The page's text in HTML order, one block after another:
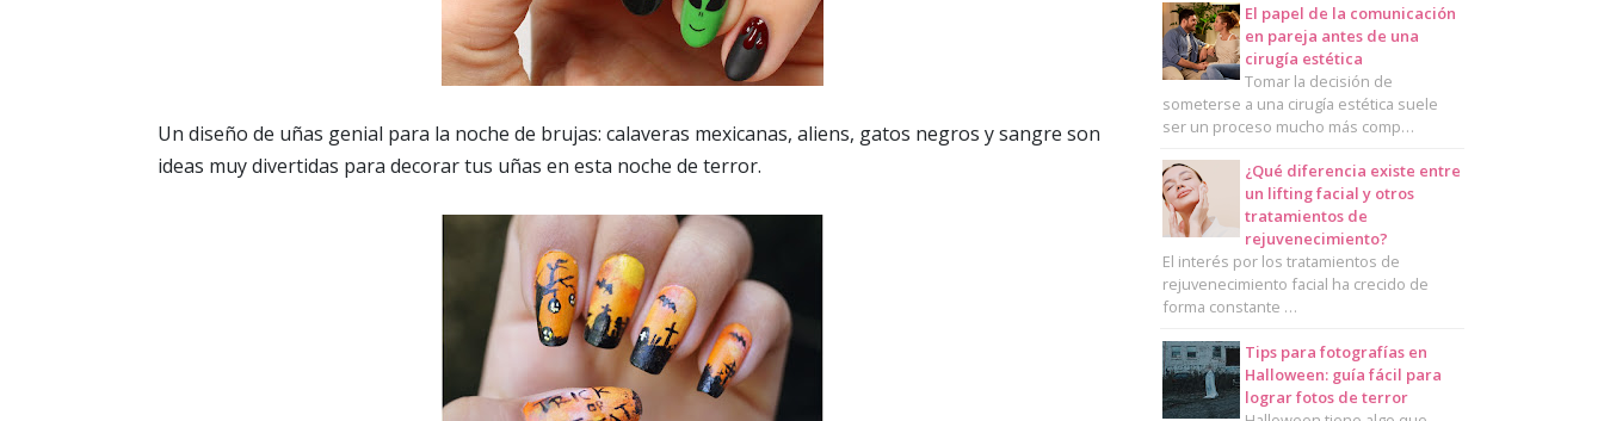
Un diseño de uñas genial para la noche de brujas: calaveras mexicanas, aliens, gatos negros y sangre son
ideas muy divertidas para decorar tus uñas en esta noche de terror.
El papel de la comunicación
en pareja antes de una
cirugía estética
Tomar la decisión de
someterse a una cirugía estética suele
ser un proceso mucho más comp…
¿Qué diferencia existe entre
un lifting facial y otros
tratamientos de
rejuvenecimiento?
El interés por los tratamientos de
rejuvenecimiento facial ha crecido de
forma constante …
Tips para fotografías en
Halloween: guía fácil para
lograr fotos de terror